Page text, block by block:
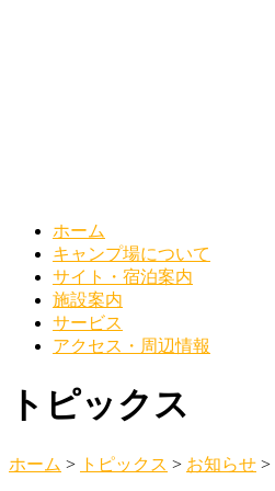
ホーム
キャンプ場について
サイト・宿泊案内
施設案内
サービス
アクセス・周辺情報
トピックス
ホーム > トピックス > お知らせ >